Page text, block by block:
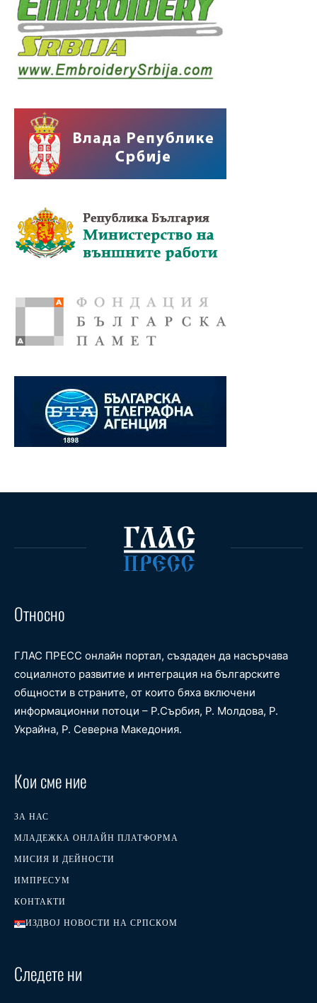
Относно
ГЛАС ПРЕСС онлайн портал, създаден да насърчава
социалното развитие и интеграция на българските
общности в страните, от които бяха включени
информационни потоци – Р.Сърбия, Р. Молдова, Р.
Украйна, Р. Северна Македония.
Кои сме ние
ЗА НАС
МЛАДЕЖКА ОНЛАЙН ПЛАТФОРМА
МИСИЯ И ДЕЙНОСТИ
ИМПРЕСУМ
КОНТАКТИ
ИЗДВОЈ НОВОСТИ НА СРПСКОМ
Следете ни